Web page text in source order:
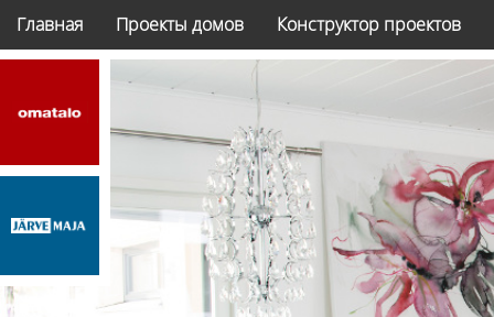
Главная Проекты домов Конструктор проектов